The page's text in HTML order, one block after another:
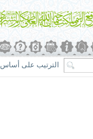
الترتيب على أساس